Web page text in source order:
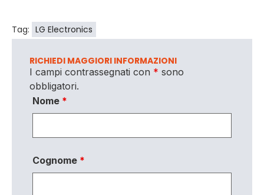
Tag: LG Electronics
RICHIEDI MAGGIORI INFORMAZIONI
I campi contrassegnati con * sono
obbligatori.
Nome *
Cognome *